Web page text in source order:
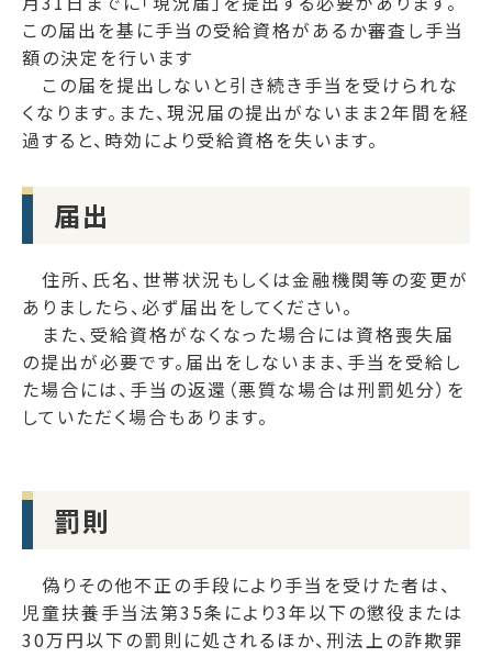
この届出を基に手当の受給資格があるか審査し手当
額の決定を行います
この届を提出しないと引き続き手当を受けられな
くなります。また、現況届の提出がないまま2年間を経
過すると、時効により受給資格を失います。
届出
住所、氏名、世帯状況もしくは金融機関等の変更が
ありましたら、必ず届出をしてください。
また、受給資格がなくなった場合には資格喪失届
の提出が必要です。届出をしないまま、手当を受給し
た場合には、手当の返還（悪質な場合は刑罰処分）を
していただく場合もあります。
罰則
偽りその他不正の手段により手当を受けた者は、
児童扶養手当法第35条により3年以下の懲役または
30万円以下の罰則に処されるほか、刑法上の詐欺罪